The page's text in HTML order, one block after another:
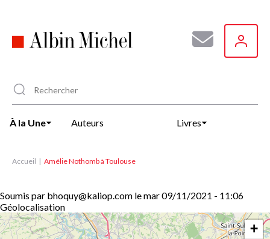
principal
À la Une Auteurs Livres
Accueil Amélie Nothomb à Toulouse
Soumis par bhoquy@kaliop.com lemar 09/11/2021 - 11:06
Géolocalisation
+